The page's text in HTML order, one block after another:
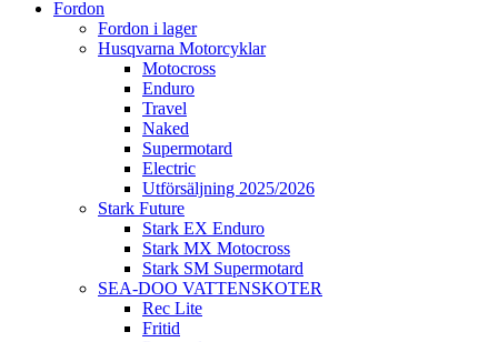
Fordon
Fordon i lager
Husqvarna Motorcyklar
Motocross
Enduro
Travel
Naked
Supermotard
Electric
Utförsäljning 2025/2026
Stark Future
Stark EX Enduro
Stark MX Motocross
Stark SM Supermotard
SEA-DOO VATTENSKOTER
Rec Lite
Fritid